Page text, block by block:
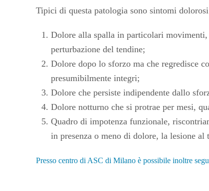
Tipici di questa patologia sono sintomi
Dolore alla spalla in particolari
perturbazione del tendine;
Dolore dopo lo sforzo ma che regredisce
presumibilmente integri;
Dolore che persiste indipendente dallo
Dolore notturno che si protrae per mesi,
Quadro di impotenza funzionale,
in presenza o meno di dolore, la lesione al
Presso centro di ASC di Milano è possibile inoltre